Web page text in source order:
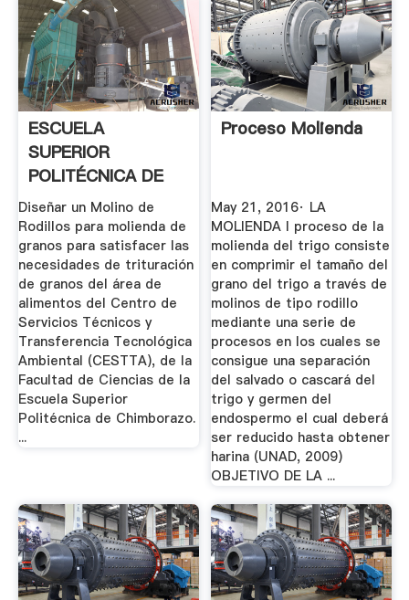
ESCUELA
SUPERIOR
POLITÉCNICA DE
CHIMBORAZO
Diseñar un Molino de
Rodillos para molienda de
granos para satisfacer las
necesidades de trituración
de granos del área de
alimentos del Centro de
Servicios Técnicos y
Transferencia Tecnológica
Ambiental (CESTTA), de la
Facultad de Ciencias de la
Escuela Superior
Politécnica de Chimborazo.
...
Proceso Molienda
May 21, 2016· LA
MOLIENDA l proceso de la
molienda del trigo consiste
en comprimir el tamaño del
grano del trigo a través de
molinos de tipo rodillo
mediante una serie de
procesos en los cuales se
consigue una separación
del salvado o cascará del
trigo y germen del
endospermo el cual deberá
ser reducido hasta obtener
harina (UNAD, 2009)
OBJETIVO DE LA ...